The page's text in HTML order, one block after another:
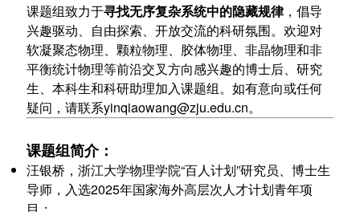
课题组致力于寻找无序复杂系统中的隐藏规律，倡导
兴趣驱动、自由探索、开放交流的科研氛围。欢迎对
软凝聚态物理、颗粒物理、胶体物理、非晶物理和非
平衡统计物理等前沿交叉方向感兴趣的博士后、研究
生、本科生和科研助理加入课题组。如有意向或任何
疑问，请联系yinqiaowang@zju.edu.cn。
课题组简介：
汪银桥，浙江大学物理学院“百人计划”研究员、博士生
导师，入选2025年国家海外高层次人才计划青年项
目；